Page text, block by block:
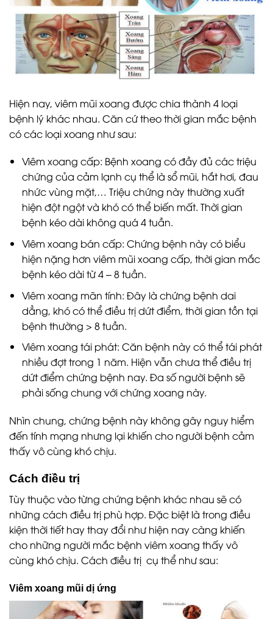
Hiện nay, viêm mũi xoang được chia thành 4 loại
bệnh lý khác nhau. Căn cứ theo thời gian mắc bệnh
có các loại xoang như sau:
Viêm xoang cấp: Bệnh xoang có đầy đủ các triệu
chứng của cảm lạnh cụ thể là sổ mũi, hắt hơi, đau
nhức vùng mặt,… Triệu chứng này thường xuất
hiện đột ngột và khó có thể biến mất. Thời gian
bệnh kéo dài không quá 4 tuần.
Viêm xoang bán cấp: Chứng bệnh này có biểu
hiện nặng hơn viêm mũi xoang cấp, thời gian mắc
bệnh kéo dài từ 4 – 8 tuần.
Viêm xoang mãn tính: Đây là chứng bệnh dai
dẳng, khó có thể điều trị dứt điểm, thời gian tồn tại
bệnh thường > 8 tuần.
Viêm xoang tái phát: Căn bệnh này có thể tái phát
nhiều đợt trong 1 năm. Hiện vẫn chưa thể điều trị
dứt điểm chứng bệnh nay. Đa số người bệnh sẽ
phải sống chung với chứng xoang này.
Nhìn chung, chứng bệnh này không gây nguy hiểm
đến tính mạng nhưng lại khiến cho người bệnh cảm
thấy vô cùng khó chịu.
Cách điều trị
Tùy thuộc vào từng chứng bệnh khác nhau sẽ có
những cách điều trị phù hợp. Đặc biệt là trong điều
kiện thời tiết hay thay đổi như hiện nay càng khiến
cho những người mắc bệnh viêm xoang thấy vô
cùng khó chịu. Cách điều trị cụ thể như sau:
Viêm xoang mũi dị ứng